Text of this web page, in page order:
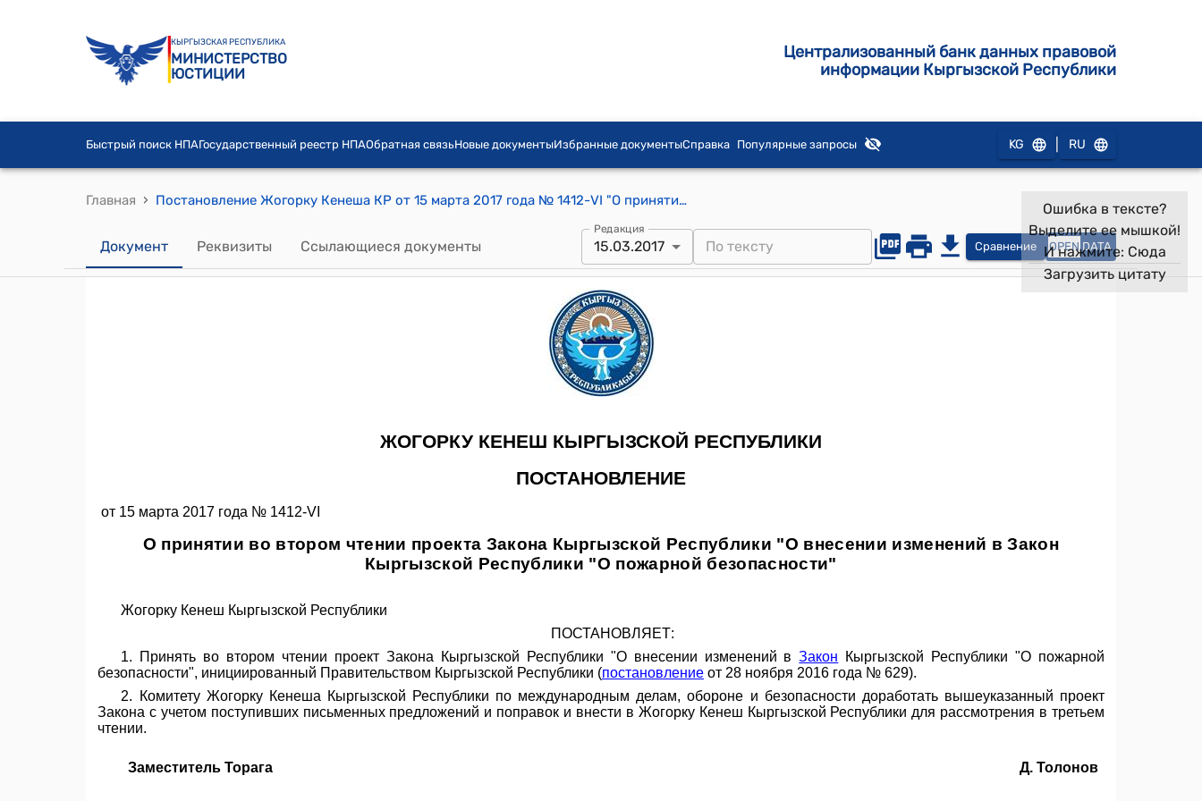
КЫРГЫЗСКАЯ РЕСПУБЛИКА
МИНИСТЕРСТВО
ЮСТИЦИИ
Централизованный банк данных правовой
информации Кыргызской Республики
Быстрый поиск НПАГосударственный реестр НПАОбратная связьНовые документыИзбранные документыСправка Популярные запросы KG RU
Главная › Постановление Жогорку Кенеша КР от 15 марта 2017 года № 1412-VI "О принятии во втором чтении проекта Закона Кыргызской Республики "О внесении изменений в Закон Кыргызской Республики "О пожарной безопасности"
Документ Реквизиты Ссылающиеся документы
Редакция
15.03.2017 Сравнение OPEN DATA
Ошибка в тексте?
Выделите ее мышкой!
И нажмите: Сюда
Загрузить цитату